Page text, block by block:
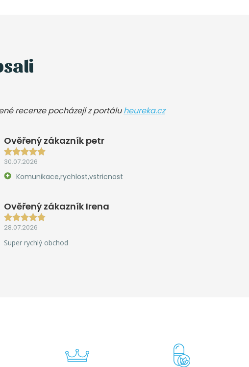
recenze pocházejí z portáluheureka.cz
Ověřený zákazník petr
30.07.2026
Komunikace,rychlost,vstricnost
Ověřený zákazník Irena
28.07.2026
Super rychlý obchod